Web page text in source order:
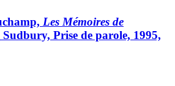
Les Mémoires de
Sudbury, Prise de parole, 1995,